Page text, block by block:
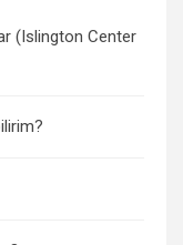
(Islington Center